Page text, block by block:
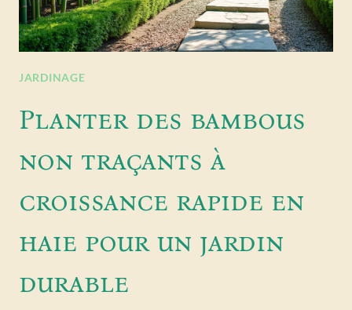
JARDINAGE
Planter des bambous
non traçants à
croissance rapide en
haie pour un jardin
durable